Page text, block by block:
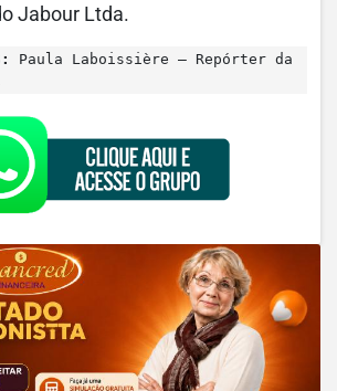
Jabour Ltda.
Paula Laboissière – Repórter da